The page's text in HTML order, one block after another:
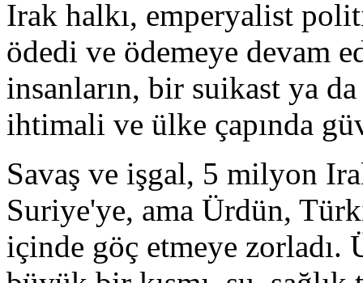
Irak halkı, emperyalist
ödedi ve ödemeye devam
insanların, bir suikast ya
ihtimali ve ülke çapında
Savaş ve işgal, 5 milyon
Suriye'ye, ama Ürdün,
içinde göç etmeye zorladı.